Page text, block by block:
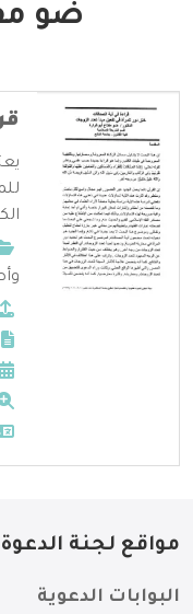
ضو
مواقع لجنة الدعوة
البوابات الدعوية